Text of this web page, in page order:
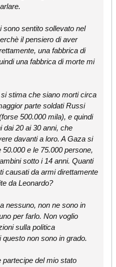
sentito sollevato nel
il pensiero di aver
una fabbrica di
una fabbrica di morte mi
stima che siano morti circa
parte soldati Russi
500.000 mila), e quindi
dai 20 ai 30 anni, che
davanti a loro. A Gaza si
e le 75.000 persone,
sotto i 14 anni. Quanti
causati da armi direttamente
da Leonardo?
nessuno, non ne sono in
per farlo. Non voglio
sulla politica
non sono in grado.
partecipe del mio stato